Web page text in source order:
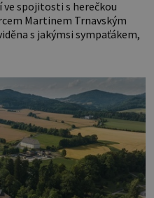
spojitosti s herečkou
Martinem Trnavským
s jakýmsi sympaťákem,